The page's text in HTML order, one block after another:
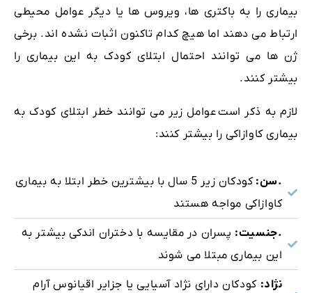
بیماری را به باکتری ها، ویروس ها یا دیگر عوامل محیطی
ارتباط می دهند اما هیچ کدام تاکنون اثبات نشده اند. برخی
ژن ها می توانند احتمال ابتلای کودک به این بیماری را
بیشتر کنند.
لازم به ذکر است عوامل زیر می توانند خطر ابتلای کودک به
بیماری کاوازاکی را بیشتر کنند:
.سن:
کودکان زیر 5 سال با بیشترین خطر ابتلا به بیماری
کاوازاکی مواجه هستند
.جنسیت: پسران در مقایسه با دختران اندکی بیشتر به
این بیماری مبتلا می شوند
نژاد: کودکان دارای نژاد آسیایی یا جزایر اقیانوس آرام